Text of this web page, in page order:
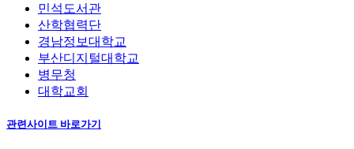
민석도서관
산학협력단
경남정보대학교
부산디지털대학교
병무청
대학교회
관련사이트 바로가기